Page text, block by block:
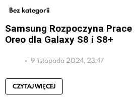
Bez kategorii
Samsung Rozpoczyna
Oreo dla Galaxy S8 i S8+
9 listopada 2024, 23:47
CZYTAJ WIĘCEJ